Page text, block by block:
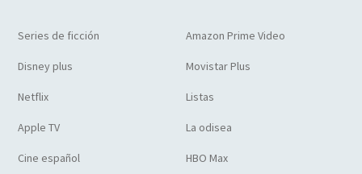
Series de ficción Amazon Prime Video
Disney plus Movistar Plus
Netflix Listas
Apple TV La odisea
Cine español HBO Max